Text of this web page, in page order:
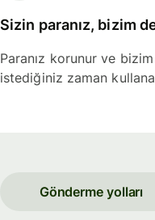
Sizin paranız, bizim
Paranız korunur ve
istediğiniz zaman
Gönderme yolları